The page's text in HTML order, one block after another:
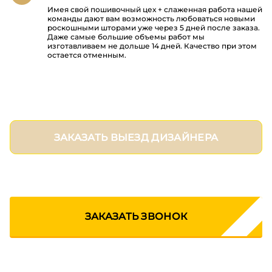
Имея свой пошивочный цех + слаженная работа нашей
команды дают вам возможность любоваться новыми
роскошными шторами уже через 5 дней после заказа.
Даже самые большие объемы работ мы
изготавливаем не дольше 14 дней. Качество при этом
остается отменным.
ЗАКАЗАТЬ ВЫЕЗД ДИЗАЙНЕРА
ЗАКАЗАТЬ ЗВОНОК